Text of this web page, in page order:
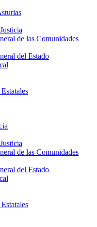
de las Comunidades
del Estado
de las Comunidades
del Estado